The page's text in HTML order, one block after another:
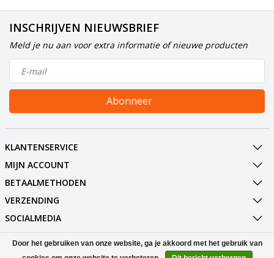
INSCHRIJVEN NIEUWSBRIEF
Meld je nu aan voor extra informatie of nieuwe producten
Abonneer
KLANTENSERVICE
MIJN ACCOUNT
BETAALMETHODEN
VERZENDING
SOCIALMEDIA
CONTACT
Door het gebruiken van onze website, ga je akkoord met het gebruik van